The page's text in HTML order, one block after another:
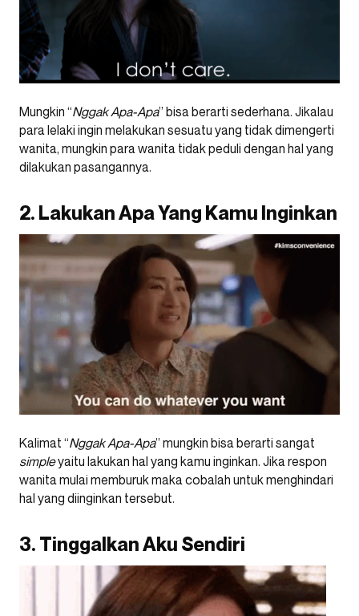
Mungkin “Nggak Apa-Apa” bisa berarti sederhana. Jikalau
para lelaki ingin melakukan sesuatu yang tidak dimengerti
wanita, mungkin para wanita tidak peduli dengan hal yang
dilakukan pasangannya.
2. Lakukan Apa Yang Kamu Inginkan
Kalimat “Nggak Apa-Apa” mungkin bisa berarti sangat
simpleyaitu lakukan hal yang kamu inginkan. Jika respon
wanita mulai memburuk maka cobalah untuk menghindari
hal yang diinginkan tersebut.
3. Tinggalkan Aku Sendiri